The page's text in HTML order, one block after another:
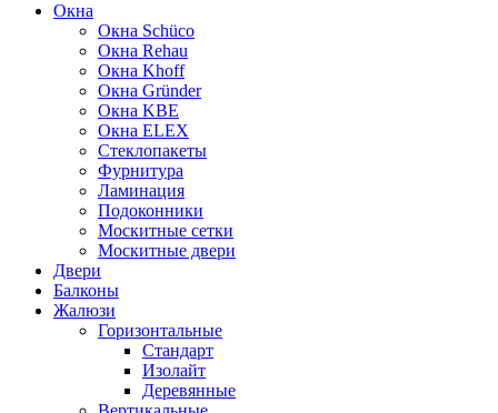
Окна
Окна Schüco
Окна Rehau
Окна Khoff
Окна Gründer
Окна KBE
Окна ELEX
Стеклопакеты
Фурнитура
Ламинация
Подоконники
Москитные сетки
Москитные двери
Двери
Балконы
Жалюзи
Горизонтальные
Стандарт
Изолайт
Деревянные